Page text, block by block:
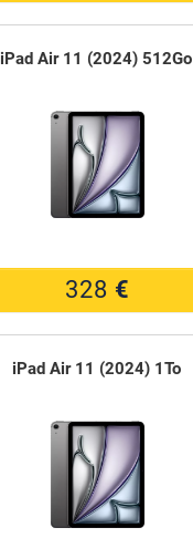
iPad Air 11 (2024) 512Go
328 €
iPad Air 11 (2024) 1To